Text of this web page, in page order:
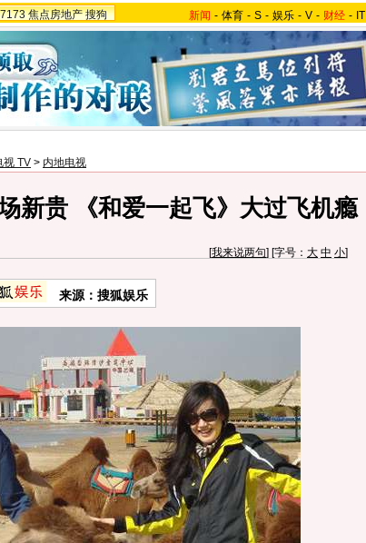
焦点房地产 搜狗 新闻 - 体育 - S - 娱乐 - V - 财经 - IT
视 TV > 内地电视
新贵 《和爱一起飞》大过飞机瘾
[我来说两句] [字号： 大 中 小]
来源：搜狐娱乐